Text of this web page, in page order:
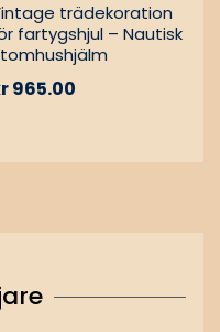
trädekoration
fartygshjul – Nautisk
965.00